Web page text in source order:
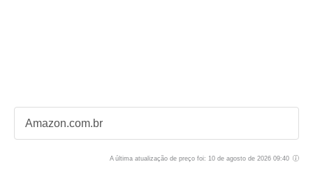
Amazon.com.br
A última atualização de preço foi: 10 de agosto de 2026 09:40